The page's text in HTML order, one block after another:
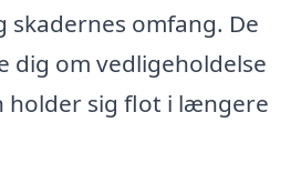
skadernes omfang. De
dig om vedligeholdelse
holder sig flot i længere